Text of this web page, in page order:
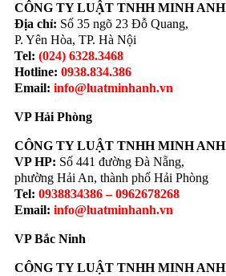
CÔNG TY LUẬT TNHH MINH ANH
Địa chỉ: Số 35 ngõ 23 Đỗ Quang,
P. Yên Hòa, TP. Hà Nội
Tel: (024) 6328.3468
Hotline: 0938.834.386
Email: info@luatminhanh.vn
VP Hải Phòng
CÔNG TY LUẬT TNHH MINH ANH
VP HP: Số 441 đường Đà Nẵng,
phường Hải An, thành phố Hải Phòng
Tel: 0938834386 – 0962678268
Email: info@luatminhanh.vn
VP Bắc Ninh
CÔNG TY LUẬT TNHH MINH ANH